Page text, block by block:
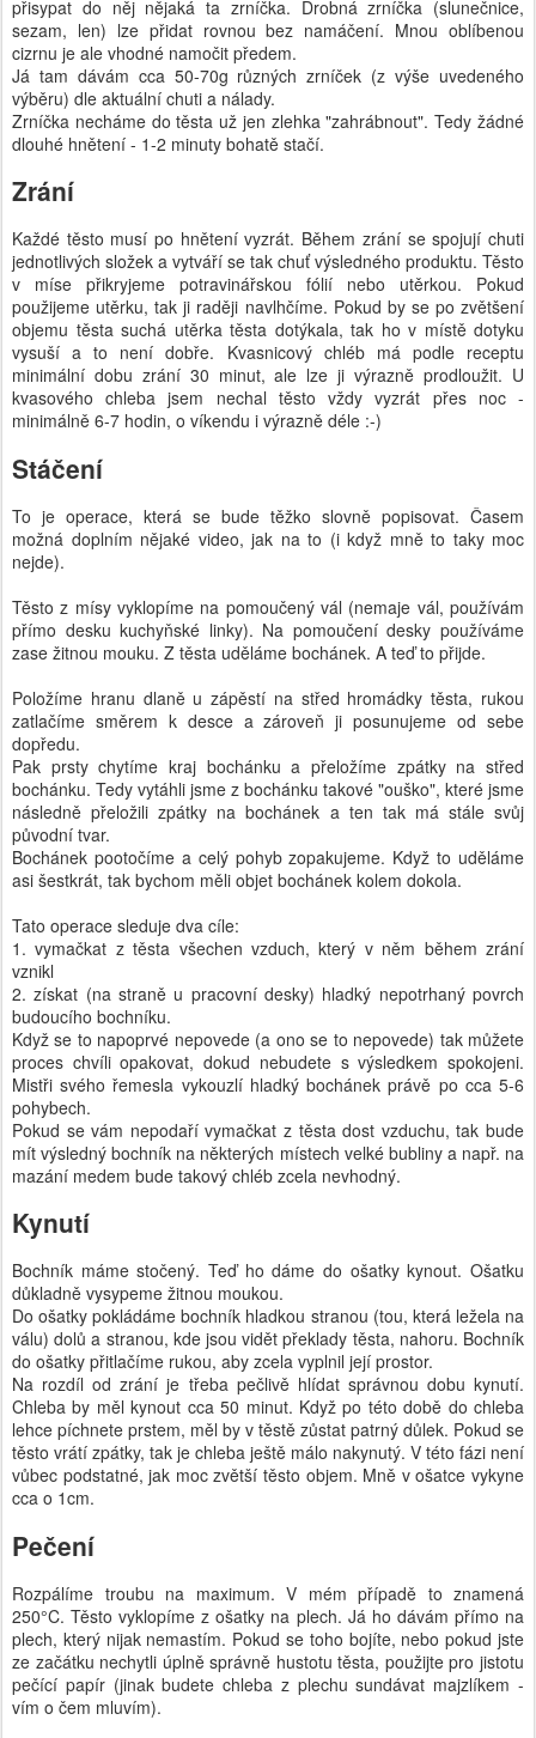
přisypat do něj nějaká ta zrníčka. Drobná zrníčka (slunečnice,
sezam, len) lze přidat rovnou bez namáčení. Mnou oblíbenou
cizrnu je ale vhodné namočit předem.
Já tam dávám cca 50-70g různých zrníček (z výše uvedeného
výběru) dle aktuální chuti a nálady.
Zrníčka necháme do těsta už jen zlehka "zahrábnout". Tedy žádné
dlouhé hnětení - 1-2 minuty bohatě stačí.
Zrání
Každé těsto musí po hnětení vyzrát. Během zrání se spojují chuti
jednotlivých složek a vytváří se tak chuť výsledného produktu. Těsto
v míse přikryjeme potravinářskou fólií nebo utěrkou. Pokud
použijeme utěrku, tak ji raději navlhčíme. Pokud by se po zvětšení
objemu těsta suchá utěrka těsta dotýkala, tak ho v místě dotyku
vysuší a to není dobře. Kvasnicový chléb má podle receptu
minimální dobu zrání 30 minut, ale lze ji výrazně prodloužit. U
kvasového chleba jsem nechal těsto vždy vyzrát přes noc -
minimálně 6-7 hodin, o víkendu i výrazně déle :-)
Stáčení
To je operace, která se bude těžko slovně popisovat. Časem
možná doplním nějaké video, jak na to (i když mně to taky moc
nejde).
Těsto z mísy vyklopíme na pomoučený vál (nemaje vál, používám
přímo desku kuchyňské linky). Na pomoučení desky používáme
zase žitnou mouku. Z těsta uděláme bochánek. A teď to přijde.
Položíme hranu dlaně u zápěstí na střed hromádky těsta, rukou
zatlačíme směrem k desce a zároveň ji posunujeme od sebe
dopředu.
Pak prsty chytíme kraj bochánku a přeložíme zpátky na střed
bochánku. Tedy vytáhli jsme z bochánku takové "ouško", které jsme
následně přeložili zpátky na bochánek a ten tak má stále svůj
původní tvar.
Bochánek pootočíme a celý pohyb zopakujeme. Když to uděláme
asi šestkrát, tak bychom měli objet bochánek kolem dokola.
Tato operace sleduje dva cíle:
1. vymačkat z těsta všechen vzduch, který v něm během zrání
vznikl
2. získat (na straně u pracovní desky) hladký nepotrhaný povrch
budoucího bochníku.
Když se to napoprvé nepovede (a ono se to nepovede) tak můžete
proces chvíli opakovat, dokud nebudete s výsledkem spokojeni.
Mistři svého řemesla vykouzlí hladký bochánek právě po cca 5-6
pohybech.
Pokud se vám nepodaří vymačkat z těsta dost vzduchu, tak bude
mít výsledný bochník na některých místech velké bubliny a např. na
mazání medem bude takový chléb zcela nevhodný.
Kynutí
Bochník máme stočený. Teď ho dáme do ošatky kynout. Ošatku
důkladně vysypeme žitnou moukou.
Do ošatky pokládáme bochník hladkou stranou (tou, která ležela na
válu) dolů a stranou, kde jsou vidět překlady těsta, nahoru. Bochník
do ošatky přitlačíme rukou, aby zcela vyplnil její prostor.
Na rozdíl od zrání je třeba pečlivě hlídat správnou dobu kynutí.
Chleba by měl kynout cca 50 minut. Když po této době do chleba
lehce píchnete prstem, měl by v těstě zůstat patrný důlek. Pokud se
těsto vrátí zpátky, tak je chleba ještě málo nakynutý. V této fázi není
vůbec podstatné, jak moc zvětší těsto objem. Mně v ošatce vykyne
cca o 1cm.
Pečení
Rozpálíme troubu na maximum. V mém případě to znamená
250°C. Těsto vyklopíme z ošatky na plech. Já ho dávám přímo na
plech, který nijak nemastím. Pokud se toho bojíte, nebo pokud jste
ze začátku nechytli úplně správně hustotu těsta, použijte pro jistotu
pečící papír (jinak budete chleba z plechu sundávat majzlíkem -
vím o čem mluvím).